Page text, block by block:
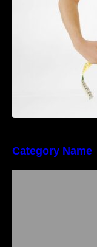
Category Name